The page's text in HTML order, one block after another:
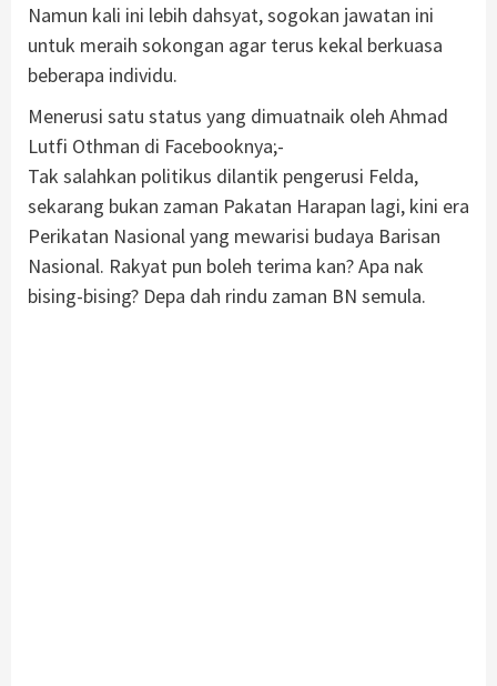
Namun kali ini lebih dahsyat, sogokan jawatan ini
untuk meraih sokongan agar terus kekal berkuasa
beberapa individu.
Menerusi satu status yang dimuatnaik oleh Ahmad
Lutfi Othman di Facebooknya;-
Tak salahkan politikus dilantik pengerusi Felda,
sekarang bukan zaman Pakatan Harapan lagi, kini era
Perikatan Nasional yang mewarisi budaya Barisan
Nasional. Rakyat pun boleh terima kan? Apa nak
bising-bising? Depa dah rindu zaman BN semula.